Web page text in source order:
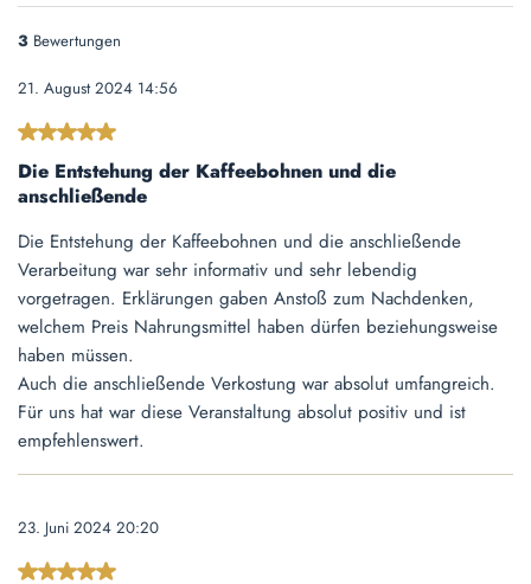
3 Bewertungen
21. August 2024 14:56
Bewertung mit 5 von 5 Sternen
Die Entstehung der Kaffeebohnen und die
anschließende
Die Entstehung der Kaffeebohnen und die anschließende
Verarbeitung war sehr informativ und sehr lebendig
vorgetragen. Erklärungen gaben Anstoß zum Nachdenken,
welchem Preis Nahrungsmittel haben dürfen beziehungsweise
haben müssen.
Auch die anschließende Verkostung war absolut umfangreich.
Für uns hat war diese Veranstaltung absolut positiv und ist
empfehlenswert.
23. Juni 2024 20:20
Bewertung mit 5 von 5 Sternen